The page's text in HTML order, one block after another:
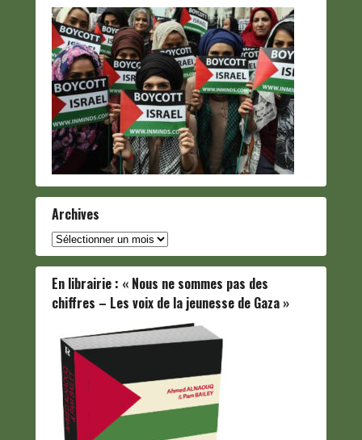
Archives
Archives
En librairie : « Nous ne sommes pas des
chiffres – Les voix de la jeunesse de Gaza »